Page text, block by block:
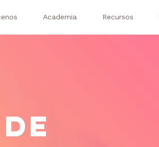
Academia Recursos
de